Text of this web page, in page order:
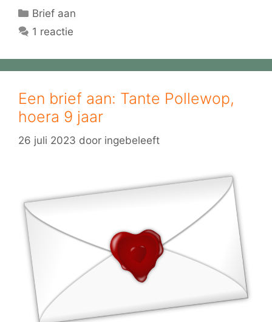
Categorieën
Brief aan
1 reactie
Een brief aan: Tante Pollewop,
hoera 9 jaar
26 juli 2023 door ingebeleeft